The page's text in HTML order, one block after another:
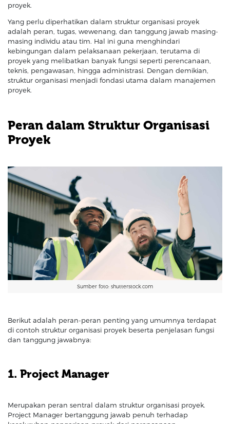
proyek.
Yang perlu diperhatikan dalam struktur organisasi proyek
adalah peran, tugas, wewenang, dan tanggung jawab masing-
masing individu atau tim. Hal ini guna menghindari
kebingungan dalam pelaksanaan pekerjaan, terutama di
proyek yang melibatkan banyak fungsi seperti perencanaan,
teknis, pengawasan, hingga administrasi. Dengan demikian,
struktur organisasi menjadi fondasi utama dalam manajemen
proyek.
Peran dalam Struktur Organisasi
Proyek
Sumber foto: shutterstock.com
Berikut adalah peran-peran penting yang umumnya terdapat
di contoh struktur organisasi proyek beserta penjelasan fungsi
dan tanggung jawabnya:
1. Project Manager
Merupakan peran sentral dalam struktur organisasi proyek.
Project Manager bertanggung jawab penuh terhadap